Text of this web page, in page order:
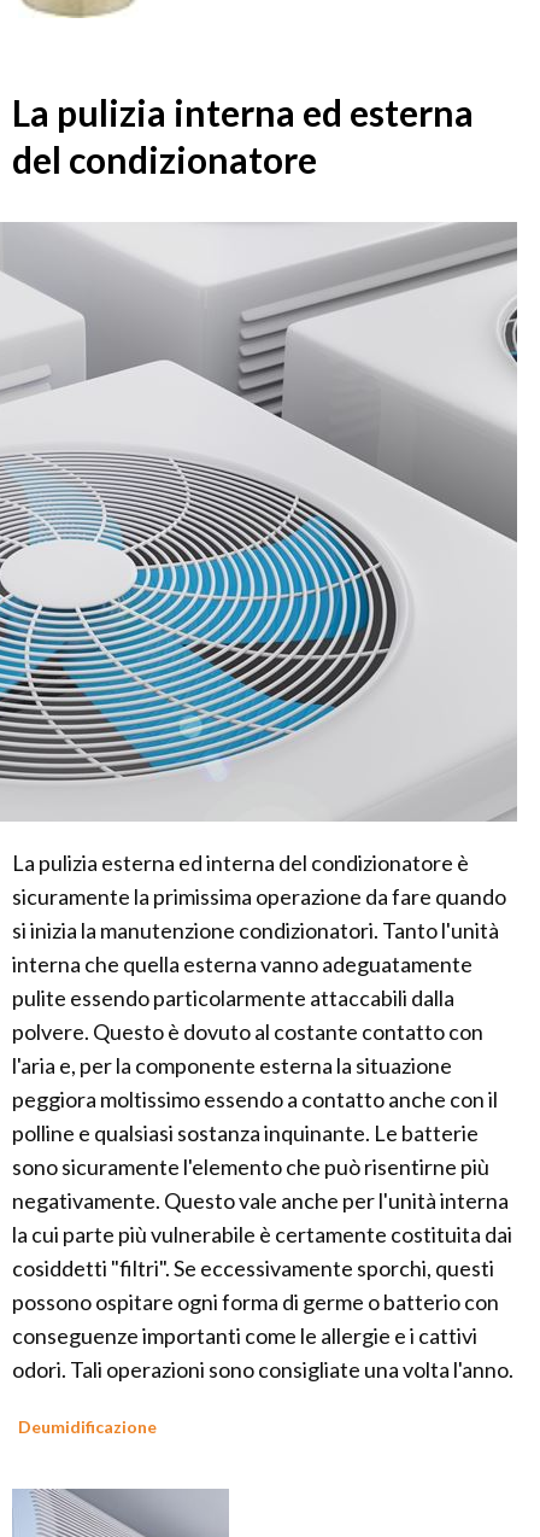
La pulizia interna ed esterna
del condizionatore
La pulizia esterna ed interna del condizionatore è
sicuramente la primissima operazione da fare quando
si inizia la manutenzione condizionatori. Tanto l'unità
interna che quella esterna vanno adeguatamente
pulite essendo particolarmente attaccabili dalla
polvere. Questo è dovuto al costante contatto con
l'aria e, per la componente esterna la situazione
peggiora moltissimo essendo a contatto anche con il
polline e qualsiasi sostanza inquinante. Le batterie
sono sicuramente l'elemento che può risentirne più
negativamente. Questo vale anche per l'unità interna
la cui parte più vulnerabile è certamente costituita dai
cosiddetti "filtri". Se eccessivamente sporchi, questi
possono ospitare ogni forma di germe o batterio con
conseguenze importanti come le allergie e i cattivi
odori. Tali operazioni sono consigliate una volta l'anno.
Deumidificazione